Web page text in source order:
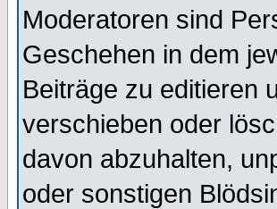
Moderatoren sind
Geschehen in dem
Beiträge zu editieren
verschieben oder
davon abzuhalten,
oder sonstigen